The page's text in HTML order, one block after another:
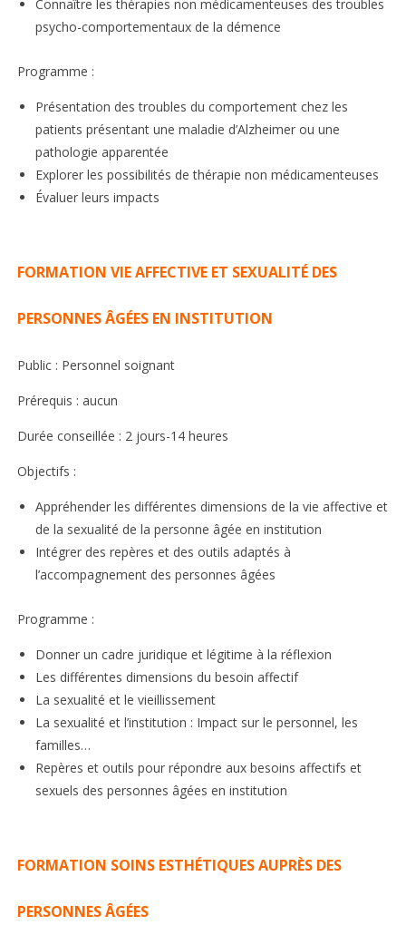
Connaître les thérapies non médicamenteuses des troubles
psycho-comportementaux de la démence
Programme :
Présentation des troubles du comportement chez les
patients présentant une maladie d’Alzheimer ou une
pathologie apparentée
Explorer les possibilités de thérapie non médicamenteuses
Évaluer leurs impacts
FORMATION VIE AFFECTIVE ET SEXUALITÉ DES
PERSONNES ÂGÉES EN INSTITUTION
Public : Personnel soignant
Prérequis : aucun
Durée conseillée : 2 jours-14 heures
Objectifs :
Appréhender les différentes dimensions de la vie affective et
de la sexualité de la personne âgée en institution
Intégrer des repères et des outils adaptés à
l’accompagnement des personnes âgées
Programme :
Donner un cadre juridique et légitime à la réflexion
Les différentes dimensions du besoin affectif
La sexualité et le vieillissement
La sexualité et l’institution : Impact sur le personnel, les
familles…
Repères et outils pour répondre aux besoins affectifs et
sexuels des personnes âgées en institution
FORMATION SOINS ESTHÉTIQUES AUPRÈS DES
PERSONNES ÂGÉES